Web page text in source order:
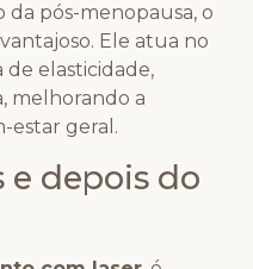
pós-menopausa, o
Ele atua no
de elasticidade,
melhorando a
estar geral.
e depois do